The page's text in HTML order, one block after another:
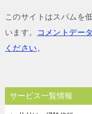
このサイトはスパムを
います。
コメントデー
ください 。
サービス一覧情報